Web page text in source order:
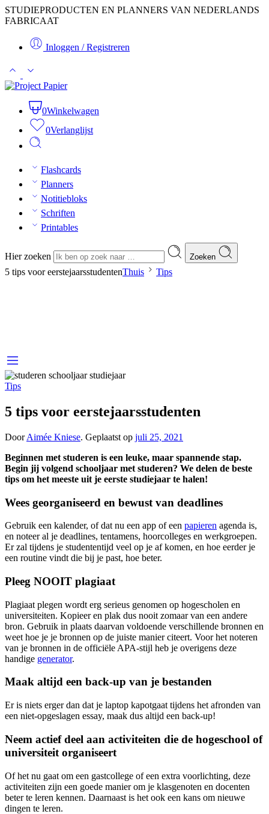
STUDIEPRODUCTEN EN PLANNERS VAN NEDERLANDS
FABRICAAT
Inloggen / Registreren
0Winkelwagen
0Verlanglijst
Flashcards
Planners
Notitiebloks
Schriften
Printables
Hier zoeken Zoeken
5 tips voor eerstejaarsstudentenThuis Tips
Tips
5 tips voor eerstejaarsstudenten
DoorAimée Kniese. Geplaatst op juli 25, 2021
Beginnen met studeren is een leuke, maar spannende stap.
Begin jij volgend schooljaar met studeren? We delen de beste
tips om het meeste uit je eerste studiejaar te halen!
Wees georganiseerd en bewust van deadlines
Gebruik een kalender, of dat nu een app of een papieren agenda is,
en noteer al je deadlines, tentamens, hoorcolleges en werkgroepen.
Er zal tijdens je studententijd veel op je af komen, en hoe eerder je
een routine vindt die bij je past, hoe beter.
Pleeg NOOIT plagiaat
Plagiaat plegen wordt erg serieus genomen op hogescholen en
universiteiten. Kopieer en plak dus nooit zomaar van een andere
bron. Gebruik in plaats daarvan voldoende verschillende bronnen en
weet hoe je je bronnen op de juiste manier citeert. Voor het noteren
van je bronnen in de officiële APA-stijl heb je overigens deze
handige generator.
Maak altijd een back-up van je bestanden
Er is niets erger dan dat je laptop kapotgaat tijdens het afronden van
een niet-opgeslagen essay, maak dus altijd een back-up!
Neem actief deel aan activiteiten die de hogeschool of
universiteit organiseert
Of het nu gaat om een gastcollege of een extra voorlichting, deze
activiteiten zijn een goede manier om je klasgenoten en docenten
beter te leren kennen. Daarnaast is het ook een kans om nieuwe
dingen te leren.